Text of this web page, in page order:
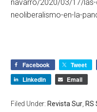
navarro/2020/03/17/
neoliberalismo-en-la-
Facebook Tweet
LinkedIn
Email
Filed Under: Revista Sur RS